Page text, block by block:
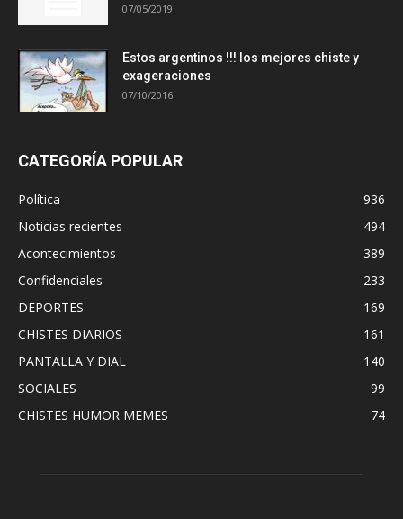
07/05/2019
Estos argentinos !!! los mejores chiste y
exageraciones
07/10/2016
CATEGORÍA POPULAR
Política
936
Noticias recientes
494
Acontecimientos
389
Confidenciales
233
DEPORTES
169
CHISTES DIARIOS
161
PANTALLA Y DIAL
140
SOCIALES
99
CHISTES HUMOR MEMES
74